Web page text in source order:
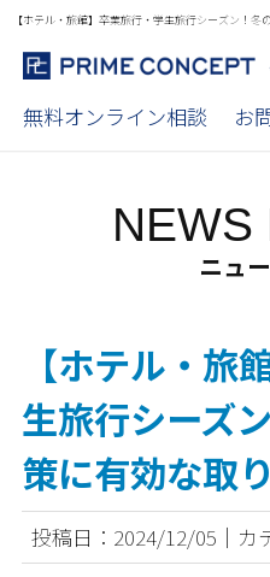
無料オンライン相談 お
NEWS
ニュ
【ホテル・旅
生旅行シーズ
策に有効な取
投稿日：2024/12/05｜カ